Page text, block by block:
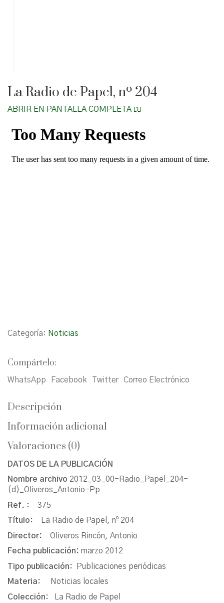
La Radio de Papel, nº 204
ABRIR EN PANTALLA COMPLETA 📖
Categoría: Noticias
Compártelo:
WhatsApp Facebook Twitter Correo Electrónico
Descripción
Información adicional
Valoraciones (0)
DATOS DE LA PUBLICACIÓN
Nombre archivo 2012_03_00-Radio_Papel_204-
(d)_Oliveros_Antonio-Pp
Ref. : 375
Título:
La Radio de Papel, nº 204
Director: Oliveros Rincón, Antonio
Fecha publicación: marzo 2012
Tipo publicación:
Publicaciones periódicas
Materia:
Noticias locales
Colección:
La Radio de Papel